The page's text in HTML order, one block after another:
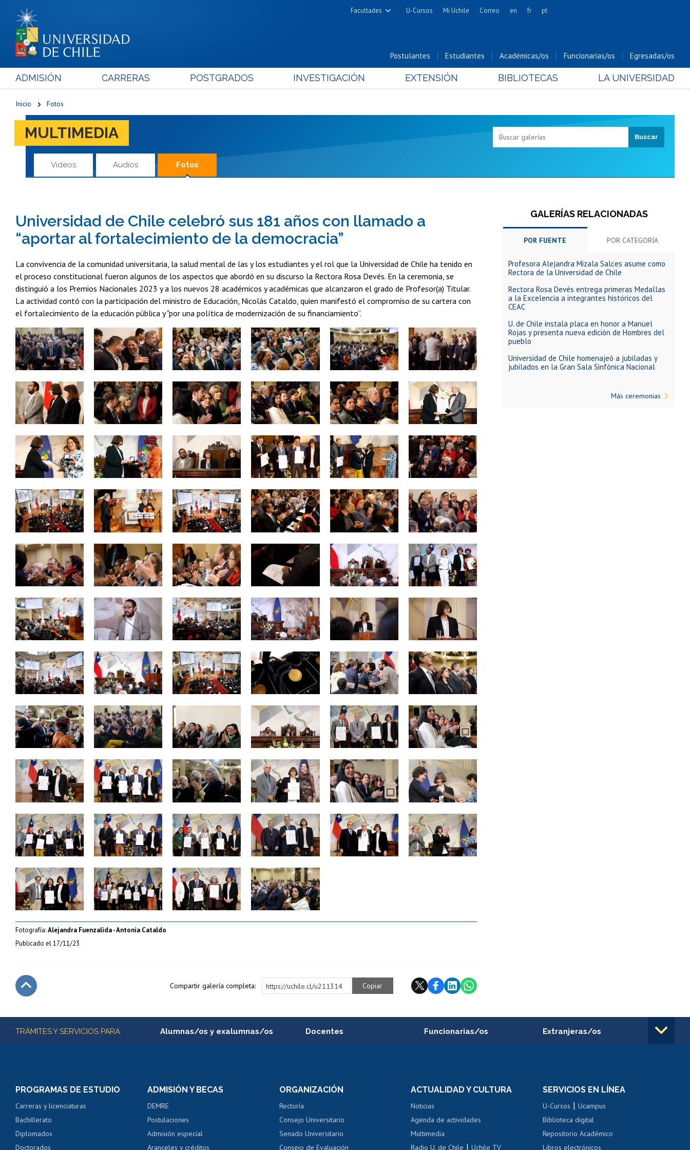
Facultades
Cs. Físicas y Matemáticas
Cs. Forestales y Conservación
Cs. Químicas y Farmacéuticas
Cs. Sociales
Gobierno
Nutrición y Tecnología de
Bachillerato
U-Cursos Mi Uchile Correo en fr pt
Postulantes Estudiantes Académicas/os Funcionarias/os Egresadas/os
ADMISIÓN CARRERAS POSTGRADOS INVESTIGACIÓN EXTENSIÓN BIBLIOTECAS LA UNIVERSIDAD
Inicio Fotos
MULTIMEDIA
Videos Audios Fotos
Universidad de Chile celebró sus 181 años con llamado a
“aportar al fortalecimiento de la democracia”
La convivencia de la comunidad universitaria, la salud mental de las y los estudiantes y el rol que la Universidad de Chile ha tenido en
el proceso constitucional fueron algunos de los aspectos que abordó en su discurso la Rectora Rosa Devés. En la ceremonia, se
distinguió a los Premios Nacionales 2023 y a los nuevos 28 académicos y académicas que alcanzaron el grado de Profesor(a) Titular.
La actividad contó con la participación del ministro de Educación, Nicolás Cataldo, quien manifestó el compromiso de su cartera con
el fortalecimiento de la educación pública y "por una política de modernización de su financiamiento”.
Zoom Zoom Zoom Zoom Zoom Zoom
Zoom Zoom Zoom Zoom Zoom Zoom
Zoom Zoom Zoom Zoom Zoom Zoom
Zoom Zoom Zoom Zoom Zoom Zoom
Zoom Zoom Zoom Zoom Zoom Zoom
Zoom Zoom Zoom Zoom Zoom Zoom
Zoom Zoom Zoom Zoom Zoom Zoom
Zoom Zoom Zoom Zoom Zoom Zoom
Zoom Zoom Zoom Zoom Zoom Zoom
Zoom Zoom Zoom Zoom Zoom Zoom
Zoom Zoom Zoom Zoom
Fotografía:Alejandra Fuenzalida - Antonia Cataldo
Publicado el17/11/23
Compartir galería completa: https://uchile.cl/u211314 Copiar
GALERÍAS RELACIONADAS
POR FUENTE POR CATEGORÍA
Profesora Alejandra Mizala Salces asume como
Rectora de la Universidad de Chile
Rectora Rosa Devés entrega primeras Medallas
a la Excelencia a integrantes históricos del
CEAC
U. de Chile instala placa en honor a Manuel
Rojas y presenta nueva edición de Hombres del
pueblo
Universidad de Chile homenajeó a jubiladas y
jubilados en la Gran Sala Sinfónica Nacional
Más ceremonias
Más información
TRÁMITES Y SERVICIOS PARA Alumnas/os y exalumnas/os
Consulta y certificado de notas
Servicio médico y dental
Pago de arancel y crédito alumnos
Pago de arancel y crédito exalumnos
Docentes
Perfeccionamiento
Evaluación docente
Calificación académica
Postulación al AUCAI
Funcionarias/os
Portal de movilidad interna
Certificado de renta
Certificado de renta
Gestión de correo uchile
Extranjeras/os
Movilidad Estudiantil
Cursos de español
PROGRAMAS DE ESTUDIO
Carreras y licenciaturas
Bachillerato
Diplomados
Doctorados
ADMISIÓN Y BECAS
DEMRE
Postulaciones
Admisión especial
Aranceles y créditos
ORGANIZACIÓN
Rectoría
Consejo Universitario
Senado Universitario
Consejo de Evaluación
ACTUALIDAD Y CULTURA
Noticias
Agenda de actividades
Multimedia
Radio U. de Chile |Uchile TV
SERVICIOS EN LÍNEA
U-Cursos |Ucampus
Biblioteca digital
Repositorio Académico
Libros electrónicos